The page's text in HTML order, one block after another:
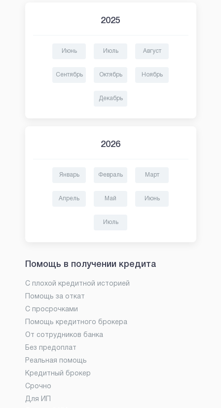
2025
Июнь Июль Август
Сентябрь Октябрь Ноябрь
Декабрь
2026
Январь Февраль Март
Апрель Май Июнь
Июль
Помощь в получении кредита
С плохой кредитной историей
Помощь за откат
С просрочками
Помощь кредитного брокера
От сотрудников банка
Без предоплат
Реальная помощь
Кредитный брокер
Срочно
Для ИП